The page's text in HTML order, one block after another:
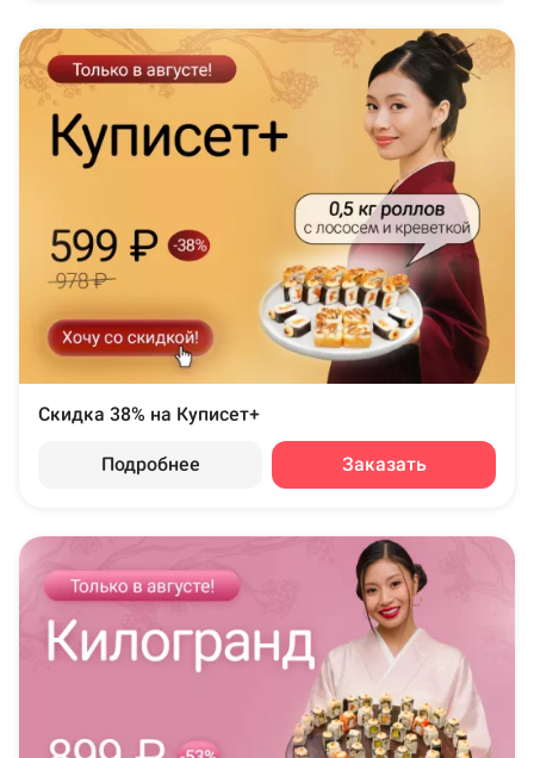
Скидка 38% на Куписет+
Подробнее Заказать